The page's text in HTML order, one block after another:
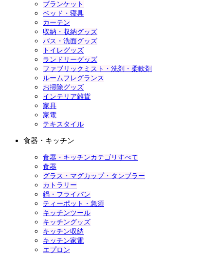
ブランケット
ベッド・寝具
カーテン
収納・収納グッズ
バス・洗面グッズ
トイレグッズ
ランドリーグッズ
ファブリックミスト・洗剤・柔軟剤
ルームフレグランス
お掃除グッズ
インテリア雑貨
家具
家電
テキスタイル
食器・キッチン
食器・キッチンカテゴリすべて
食器
グラス・マグカップ・タンブラー
カトラリー
鍋・フライパン
ティーポット・急須
キッチンツール
キッチングッズ
キッチン収納
キッチン家電
エプロン